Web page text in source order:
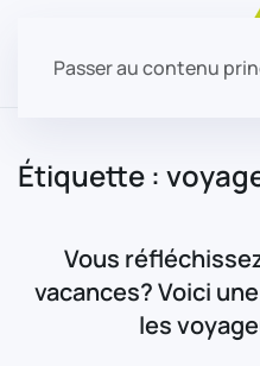
Passer au contenu
Étiquette :
Vous
vacances? Voici
les